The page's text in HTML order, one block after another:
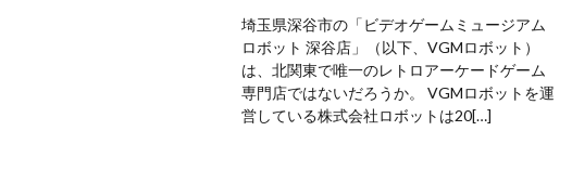
埼玉県深谷市の「ビデオゲームミュージアム
ロボット 深谷店」（以下、VGMロボット）
は、北関東で唯一のレトロアーケードゲーム
専門店ではないだろうか。 VGMロボットを運
営している株式会社ロボットは20[…]